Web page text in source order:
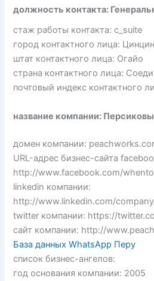
должность контакта:
стаж работы контакта: c_suite
город контактного лица:
штат контактного лица: Огайо
страна контактного лица:
почтовый индекс контактного
название компании:
домен компании:
URL-адрес бизнес-сайта
http://www.facebook.com/
linkedin компании:
http://www.linkedin.com/
twitter компании: https://
сайт компании: http://
База данных WhatsApp Перу
список бизнес-ангелов:
год основания компании: 2005